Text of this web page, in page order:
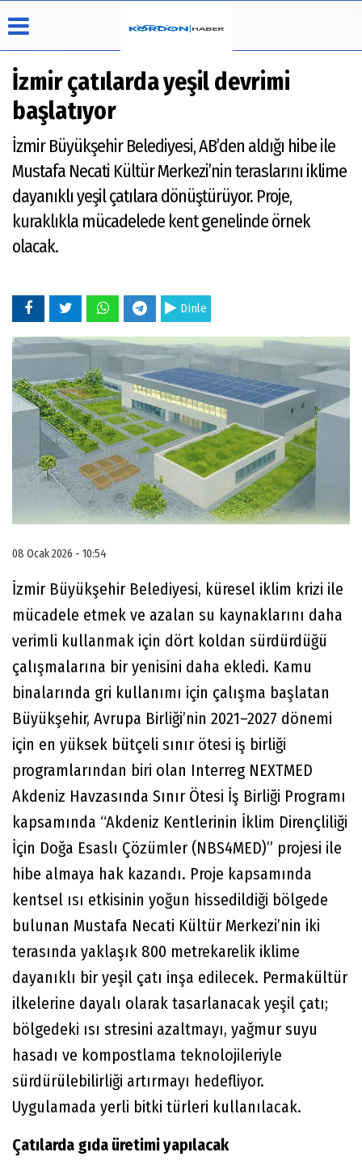
Haber
Arşivi
Durumu
Yazarları
Video
Foto
Galeri
İletişim
Çerez
Politikası
Gizlilik
İlkeleri
İzmir çatılarda yeşil devrimi
başlatıyor
İzmir Büyükşehir Belediyesi, AB’den aldığı hibe ile
Mustafa Necati Kültür Merkezi’nin teraslarını iklime
dayanıklı yeşil çatılara dönüştürüyor. Proje,
kuraklıkla mücadelede kent genelinde örnek
olacak.
Dinle
08 Ocak 2026 - 10:54
İzmir Büyükşehir Belediyesi, küresel iklim krizi ile
mücadele etmek ve azalan su kaynaklarını daha
verimli kullanmak için dört koldan sürdürdüğü
çalışmalarına bir yenisini daha ekledi. Kamu
binalarında gri kullanımı için çalışma başlatan
Büyükşehir, Avrupa Birliği’nin 2021–2027 dönemi
için en yüksek bütçeli sınır ötesi iş birliği
programlarından biri olan Interreg NEXTMED
Akdeniz Havzasında Sınır Ötesi İş Birliği Programı
kapsamında “Akdeniz Kentlerinin İklim Dirençliliği
İçin Doğa Esaslı Çözümler (NBS4MED)” projesi ile
hibe almaya hak kazandı. Proje kapsamında
kentsel ısı etkisinin yoğun hissedildiği bölgede
bulunan Mustafa Necati Kültür Merkezi’nin iki
terasında yaklaşık 800 metrekarelik iklime
dayanıklı bir yeşil çatı inşa edilecek. Permakültür
ilkelerine dayalı olarak tasarlanacak yeşil çatı;
bölgedeki ısı stresini azaltmayı, yağmur suyu
hasadı ve kompostlama teknolojileriyle
sürdürülebilirliği artırmayı hedefliyor.
Uygulamada yerli bitki türleri kullanılacak.
Çatılarda gıda üretimi yapılacak